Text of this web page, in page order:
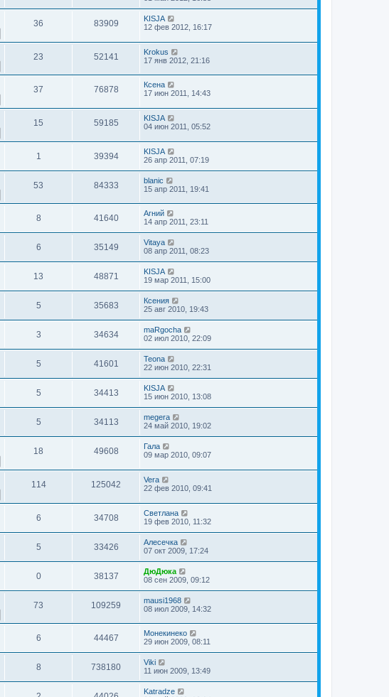
36 83909
KISJA
12 фев 2012, 16:17
23 52141
Krokus
17 янв 2012, 21:16
37 76878
Ксена
17 июн 2011, 14:43
15 59185
KISJA
04 июн 2011, 05:52
1 39394
KISJA
26 апр 2011, 07:19
53 84333
blanic
15 апр 2011, 19:41
8 41640
Агний
14 апр 2011, 23:11
6 35149
Vitaya
08 апр 2011, 08:23
13 48871
KISJA
19 мар 2011, 15:00
5 35683
Ксения
25 авг 2010, 19:43
3 34634
maRgocha
02 июл 2010, 22:09
5 41601
Teona
22 июн 2010, 22:31
5 34413
KISJA
15 июн 2010, 13:08
5 34113
megera
24 май 2010, 19:02
18 49608
Гала
09 мар 2010, 09:07
114 125042
Vera
22 фев 2010, 09:41
6 34708
Светлана
19 фев 2010, 11:32
5 33426
Алесечка
07 окт 2009, 17:24
0 38137
ДюДюка
08 сен 2009, 09:12
73 109259
mausi1968
08 июл 2009, 14:32
6 44467
Монекинеко
29 июн 2009, 08:11
8 738180
Viki
11 июн 2009, 13:49
Katradze